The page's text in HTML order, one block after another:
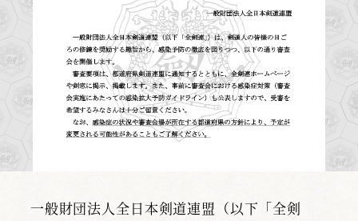
一般財団法人全日本剣道連盟（以下「全剣